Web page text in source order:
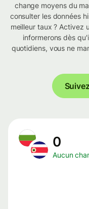
change moyens du
consulter les données
meilleur taux ? Activez
informerons dès
quotidiens, vous ne
0
Aucun